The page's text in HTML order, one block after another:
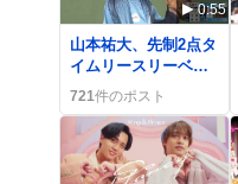
0:55
山本祐大、先制2点タ
イムリースリーベー
スで快勝 ファン歓
喜の声続出
721件のポスト